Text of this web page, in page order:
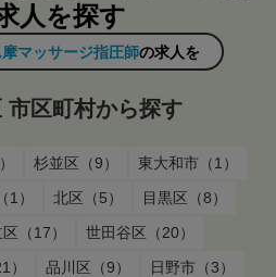
人を探す
マッサージ指圧師の求人を
市区町村から探す
杉並区（9）
東大和市（1）
1） 北区（5）
目黒区（8）
（17）
世田谷区（20）
） 品川区（9）
日野市（3）